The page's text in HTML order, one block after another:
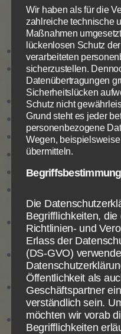
Israel im Alten
für uns als Gläubige
Israel wurde von
Israel ist unter die
versklavt.
Israel wird von
Gott richtet Israels
Israel wird getauft.
Jahwe offenbart sich
Gott erzieht Israel.
Volk.
Ein erneuertes
Land ein.
Israel kommt zur
bewahrt sich viele
Ein neue
und in
Gefangenschaft
Wir haben als für die
zahlreiche technische
Maßnahmen
lückenlosen Schutz
verarbeiteten
sicherzustellen.
Datenübertragungen
Sicherheitslücken
Schutz nicht
Grund steht es jeder
personenbezogene
Wegen,
übermitteln.
Die
Begrifflichkeiten,
Richtlinien- und
Erlass der
(DS-GVO)
Öffentlichkeit als
Geschäftspartner
verständlich sein.
möchten wir vorab
Begrifflichkeiten